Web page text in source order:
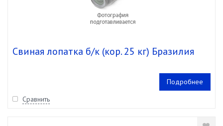
Свиная лопатка б/к (кор. 25 кг) Бразилия
Подробнее
Сравнить